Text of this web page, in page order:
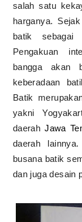
salah satu
harganya.
batik sebagai
Pengakuan
bangga akan
keberadaan
Batik
yakni
daerahJawa
daerah
busana batik
dan juga desain